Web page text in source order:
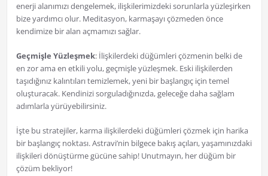
enerji alanımızı dengelemek, ilişkilerimizdeki sorunlarla yüzleşirken
bize yardımcı olur. Meditasyon, karmaşayı çözmeden önce
kendimize bir alan açmamızı sağlar.
Geçmişle Yüzleşmek: İlişkilerdeki düğümleri çözmenin belki de
en zor ama en etkili yolu, geçmişle yüzleşmek. Eski ilişkilerden
taşıdığınız kalıntıları temizlemek, yeni bir başlangıç için temel
oluşturacak. Kendinizi sorguladığınızda, geleceğe daha sağlam
adımlarla yürüyebilirsiniz.
İşte bu stratejiler, karma ilişkilerdeki düğümleri çözmek için harika
bir başlangıç noktası. Astravi’nin bilgece bakış açıları, yaşamınızdaki
ilişkileri dönüştürme gücüne sahip! Unutmayın, her düğüm bir
çözüm bekliyor!